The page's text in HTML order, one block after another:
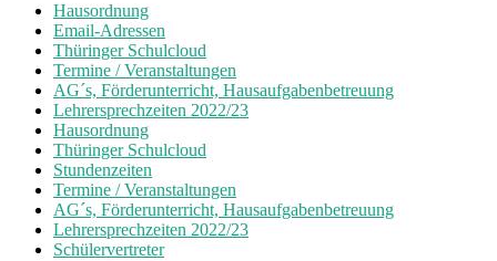
Hausordnung
Email-Adressen
Thüringer Schulcloud
Termine / Veranstaltungen
AG´s, Förderunterricht, Hausaufgabenbetreuung
Lehrersprechzeiten 2022/23
Hausordnung
Thüringer Schulcloud
Stundenzeiten
Termine / Veranstaltungen
AG´s, Förderunterricht, Hausaufgabenbetreuung
Lehrersprechzeiten 2022/23
Schülervertreter